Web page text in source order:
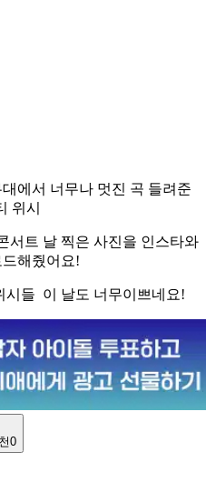
에서 너무나 멋진 곡 들려준
위시
서트 날 찍은 사진을 인스타와
해줬어요!
시들 이 날도 너무이쁘네요!
0